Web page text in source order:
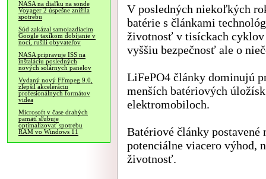
NASA na diaľku na sonde
Voyager 2 úspešne znížila
spotrebu
Súd zakázal samojazdiacim
Google taxíkom dobíjanie v
noci, rušili obyvateľov
NASA pripravuje ISS na
inštaláciu posledných
nových solárnych panelov
Vydaný nový FFmpeg 9.0,
zlepšil akceleráciu
profesionálnych formátov
videa
Microsoft v čase drahých
pamätí sľubuje
optimalizovať spotrebu
RAM vo Windows 11
V posledných niekoľkých
batérie s článkami
životnosť v tisíckach
vyššiu bezpečnosť ale o
LiFePO4 články dominujú
menších batériových
elektromobiloch.
Batériové články
potenciálne viacero výhod,
životnosť.